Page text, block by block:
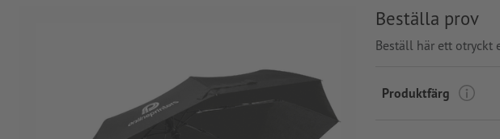
Beställa prov
Beställ här ett otryckt
Produktfärg